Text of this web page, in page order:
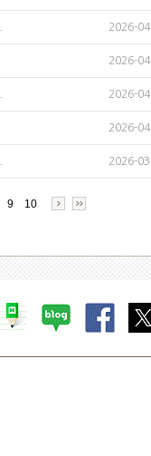
2026-
2026-
2026-
2026-
2026-
9 10